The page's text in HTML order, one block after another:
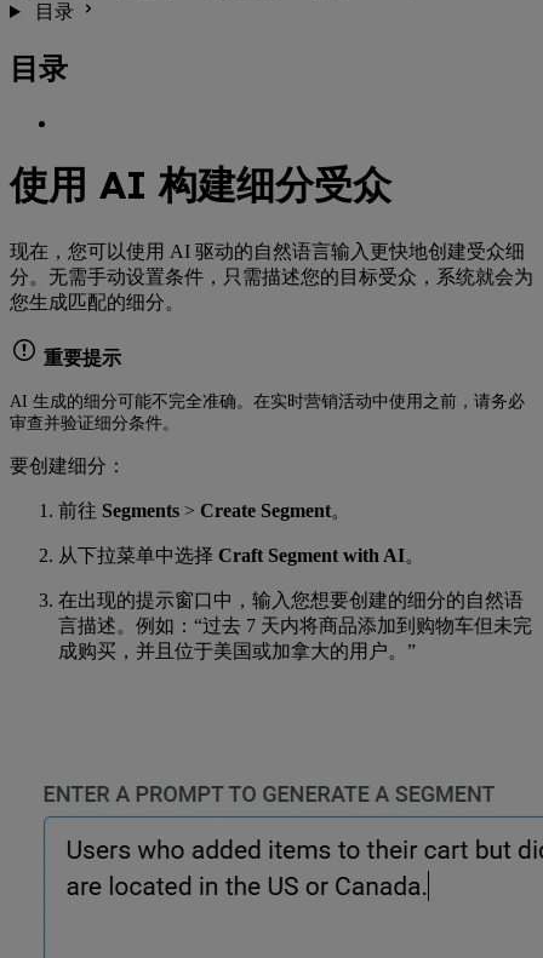
目录
目录
使用 AI 构建细分受众
现在，您可以使用 AI 驱动的自然语言输入更快地创建受众细
分。无需手动设置条件，只需描述您的目标受众，系统就会为
您生成匹配的细分。
重要提示
AI 生成的细分可能不完全准确。在实时营销活动中使用之前，请务必
审查并验证细分条件。
要创建细分：
前往 Segments > Create Segment。
从下拉菜单中选择 Craft Segment with AI。
在出现的提示窗口中，输入您想要创建的细分的自然语
言描述。例如：“过去 7 天内将商品添加到购物车但未完
成购买，并且位于美国或加拿大的用户。”